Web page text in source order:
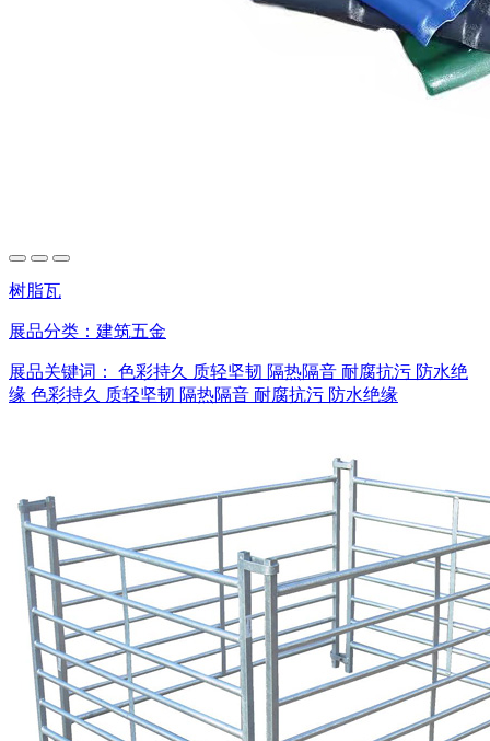
树脂瓦
展品分类： 建筑五金
展品关键词： 色彩持久 质轻坚韧 隔热隔音 耐腐抗污 防水绝
缘 色彩持久 质轻坚韧 隔热隔音 耐腐抗污 防水绝缘